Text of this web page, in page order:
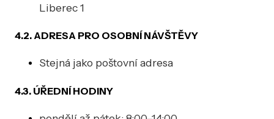
Liberec 1
4.2. ADRESA PRO OSOBNÍ NÁVŠTĚVY
Stejná jako poštovní adresa
4.3. ÚŘEDNÍ HODINY